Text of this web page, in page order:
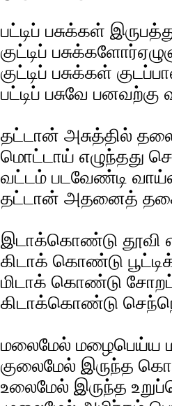
பட்டிப் பசுக்கள்
குட்டிப்
குட்டிப் பசுக்கள்
பட்டிப் பசுவே
தட்டான் அசுத்தில்
மொட்டாய் எழுந்தது
வட்டம் படவேண்டி
தட்டான் அதனைத்
இடாக்கொண்டு தூவி
கிடாக் கொண்டு
மிடாக் கொண்டு
கிடாக்கொண்டு
மலைமேல் மழைபெய்ய
குலைமேல் இருந்த
உலைமேல் இருந்த